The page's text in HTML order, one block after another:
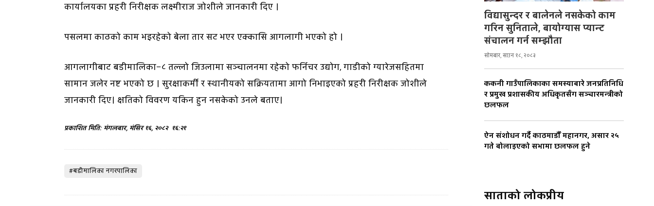
कार्यालयका प्रहरी निरीक्षक लक्ष्मीराज जोशीले जानकारी दिए ।
पसलमा काठको काम भइरहेको बेला तार सट भएर एक्कासि आगलागी भएको हो ।
आगलागीबाट बडीमालिका–८ तल्लो जिउलामा सञ्चालनमा रहेको फर्निचर उद्योग, गाडीको ग्यारेजसहितमा
सामान जलेर नष्ट भएको छ । सुरक्षाकर्मी र स्थानीयको सक्रियतामा आगो निभाइएको प्रहरी निरीक्षक जोशीले
जानकारी दिए। क्षतिको विवरण यकिन हुन नसकेको उनले बताए।
प्रकाशित मिति: मंगलबार, मंसिर १६, २०८२ १६:२१
#बडीमालिका नगरपालिका
विद्यासुन्दर र बालेनले नसकेको काम
गरिन सुनिताले, बायोग्यास प्यान्ट
संचालन गर्न सम्झौता
सोमबार, साउन १८, २०८३
ककनी गाउँपालिकाका समस्याबारे जनप्रतिनिधि
र प्रमुख प्रशासकीय अधिकृतसँग सञ्चारमन्त्रीको
छलफल
ऐन संशोधन गर्दै काठमाडौँ महानगर, असार २५
गते बोलाइएको सभामा छलफल हुने
साताको लोकप्रीय